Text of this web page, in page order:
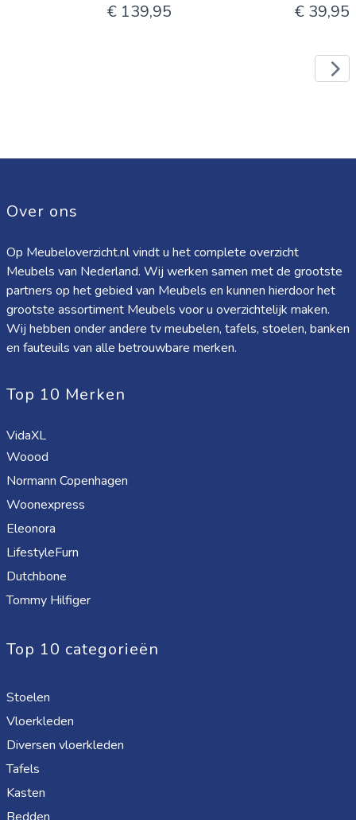
€ 139,95 € 39,95
Over ons
Op Meubeloverzicht.nl vindt u het complete overzicht
Meubels van Nederland. Wij werken samen met de grootste
partners op het gebied van Meubels en kunnen hierdoor het
grootste assortiment Meubels voor u overzichtelijk maken.
Wij hebben onder andere tv meubelen, tafels, stoelen, banken
en fauteuils van alle betrouwbare merken.
Top 10 Merken
VidaXL
Woood
Normann Copenhagen
Woonexpress
Eleonora
LifestyleFurn
Dutchbone
Tommy Hilfiger
Top 10 categorieën
Stoelen
Vloerkleden
Diversen vloerkleden
Tafels
Kasten